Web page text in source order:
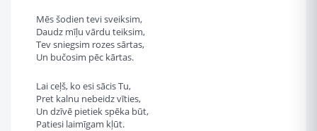
Mēs šodien tevi sveiksim,
Daudz mīļu vārdu teiksim,
Tev sniegsim rozes sārtas,
Un bučosim pēc kārtas.
Lai ceļš, ko esi sācis Tu,
Pret kalnu nebeidz vīties,
Un dzīvē pietiek spēka būt,
Patiesi laimīgam kļūt.